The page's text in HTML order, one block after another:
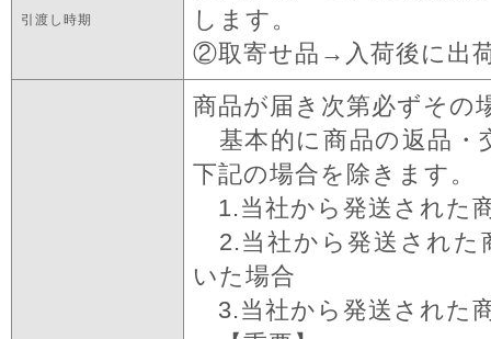
引渡し時期
します。
②取寄せ品→入荷後に出
商品が届き次第必ずその
基本的に商品の返品・
下記の場合を除きます。
1.当社から発送された
2.当社から発送された
いた場合
3.当社から発送された